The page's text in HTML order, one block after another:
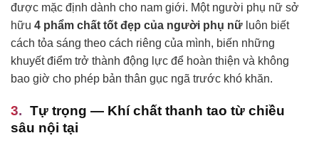
được mặc định dành cho nam giới. Một người phụ nữ sở
hữu 4 phẩm chất tốt đẹp của người phụ nữ luôn biết
cách tỏa sáng theo cách riêng của mình, biến những
khuyết điểm trở thành động lực để hoàn thiện và không
bao giờ cho phép bản thân gục ngã trước khó khăn.
Tự trọng — Khí chất thanh tao từ chiều
sâu nội tại